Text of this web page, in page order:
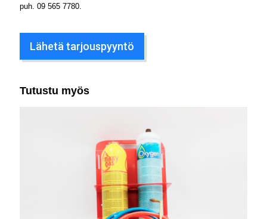
puh. 09 565 7780
Lähetä tarjouspyyntö
Tutustu myös